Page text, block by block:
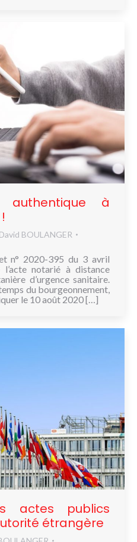
authentique à
David BOULANGER
n° 2020-395 du 3 avril
notarié à distance
d’urgence sanitaire.
du bourgeonnement,
le 10 août 2020 […]
actes publics
étrangère